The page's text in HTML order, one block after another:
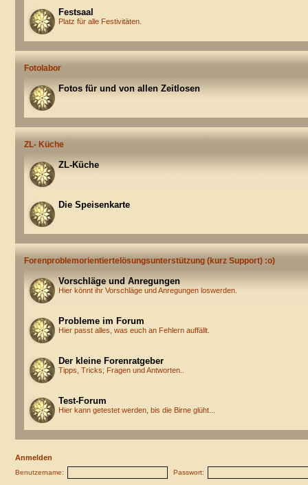
Festsaal
Platz für alle Festivitäten.
Fotolabor
Fotos für und von allen Zeitlosen
ZL- Küche
ZL-Küche
Die Speisenkarte
Forenproblemorientiertelösungsunterstützung (kurz Support) :o)
Vorschläge und Anregungen
Hier könnt ihr Vorschläge und Anregungen loswerden.
Probleme im Forum
Hier passt alles, was euch an Fehlern auffällt.
Der kleine Forenratgeber
Tipps, Tricks; Fragen und Antworten..
Test-Forum
Hier kann getestet werden, bis die Birne glüht...
Anmelden
Benutzername: Passwort: